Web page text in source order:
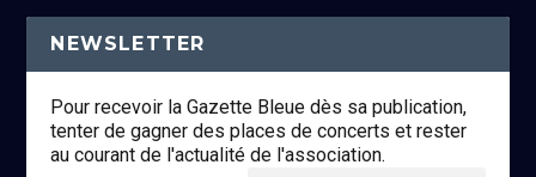
NEWSLETTER
Pour recevoir la Gazette Bleue dès sa publication,
tenter de gagner des places de concerts et rester
au courant de l'actualité de l'association.